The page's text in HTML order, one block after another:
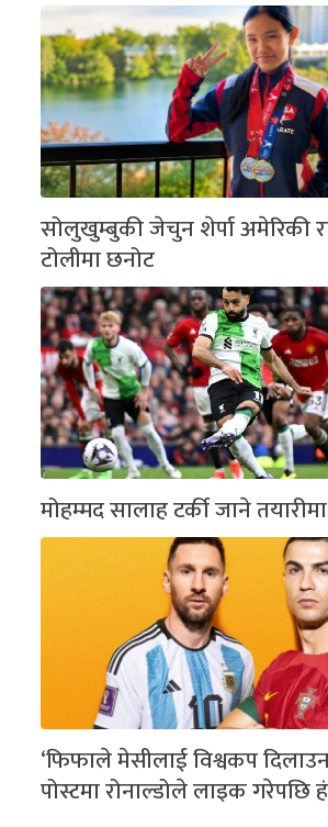
सोलुखुम्बुकी जेचुन शेर्पा अमेरिकी
टोलीमा छनोट
मोहम्मद सालाह टर्की जाने तयारीमा
‘फिफाले मेसीलाई विश्वकप
पोस्टमा रोनाल्डोले लाइक गरेपछि